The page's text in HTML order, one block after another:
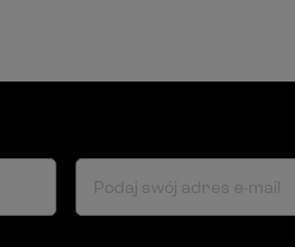
Podaj swój adres e-mail